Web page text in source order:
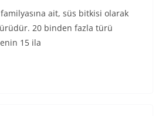
ait, süs bitkisi olarak
20 binden fazla türü
15 ila